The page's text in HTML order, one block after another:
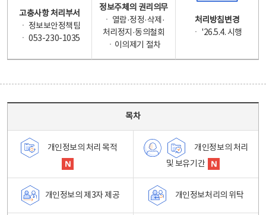
고충사항 처리부서
ㆍ 정보보안정책팀
ㆍ 053-230-1035
정보주체의 권리의무
ㆍ 열람·정정·삭제·
처리정지·동의철회
ㆍ이의제기 절차
처리방침변경
ㆍ '26.5.4. 시행
목차
개인정보의 처리 목적
개인정보의 처리
및 보유기간
개인정보의 제3자 제공 개인정보처리의 위탁